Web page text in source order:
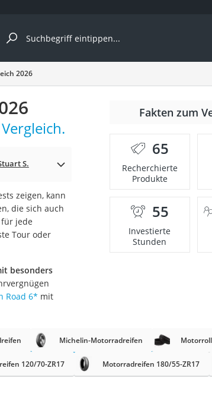
(4 Fahrräder)
2026
S.
zeigen, kann
die sich auch
jede
Tour oder
besonders
Road 6* mit
Fakten zum
65
Recherchierte
Produkte
55
Investierte
Stunden
Michelin-Motorradreifen
120/70-ZR17 Motorradreifen 180/55-ZR17